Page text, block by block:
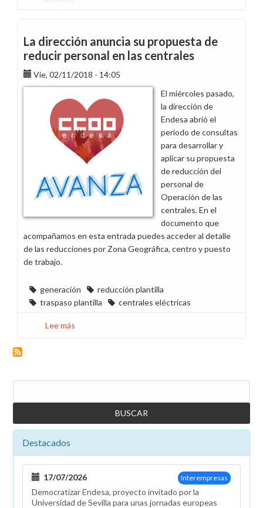
nuestras
peticiones
por
el
traspaso
de
plantilla
a
Endesa
X
Servicios
La dirección anuncia su propuesta de
reducir personal en las centrales
Vie, 02/11/2018 - 14:05
El miércoles pasado,
la dirección de
Endesa abrió el
período de consultas
para desarrollar y
aplicar su propuesta
de reducción del
personal de
Operación de las
centrales. En el
documento que
acompañamos en esta entrada puedes acceder al detalle
de las reducciones por Zona Geográfica, centro y puesto
de trabajo.
generación
reducción plantilla
traspaso plantilla
centrales eléctricas
Lee más
de
personal
las
centrales
Destacados
Interempresas
17/07/2026
Democratizar Endesa, proyecto invitado por la
Universidad de Sevilla para unas jornadas europeas